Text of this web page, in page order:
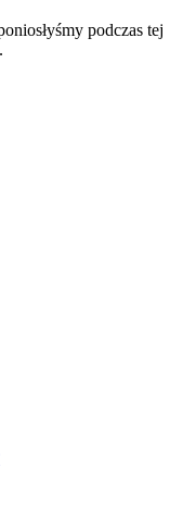
podczas tej